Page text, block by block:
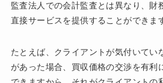
監査法人での会計監査とは異なり、財
直接サービスを提供することができま
たとえば、クライアントが気付いてい
があった場合、買収価格の交渉を有利